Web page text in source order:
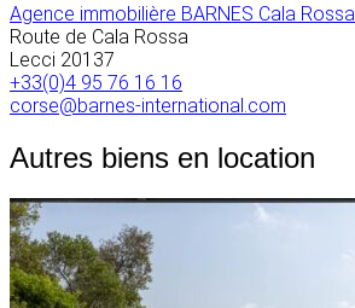
Agence immobilière BARNES Cala Rossa
Route de Cala Rossa
Lecci 20137
+33(0)4 95 76 16 16
corse@barnes-international.com
Autres biens en location